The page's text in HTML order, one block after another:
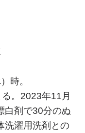
時。
。2023年11月
白剤で30分のぬ
洗濯用洗剤との